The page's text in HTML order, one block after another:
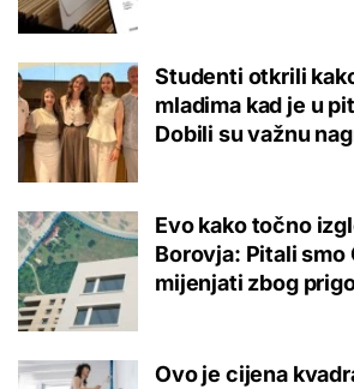
Studenti otkrili
mladima kad je u
Dobili su važnu
Evo kako točno
Borovja: Pitali smo
mijenjati zbog
Ovo je cijena